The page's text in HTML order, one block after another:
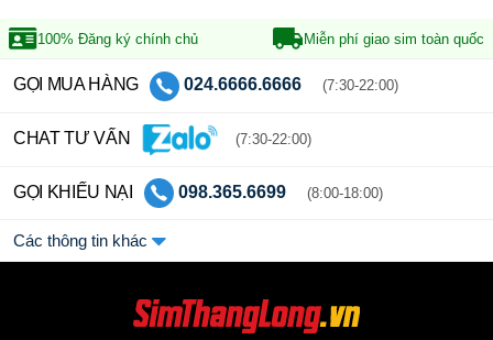
100% Đăng ký chính chủ Miễn phí giao sim toàn quốc
GỌI MUA HÀNG 024.6666.6666 (7:30-22:00)
CHAT TƯ VẤN (7:30-22:00)
GỌI KHIẾU NẠI 098.365.6699 (8:00-18:00)
Các thông tin khác